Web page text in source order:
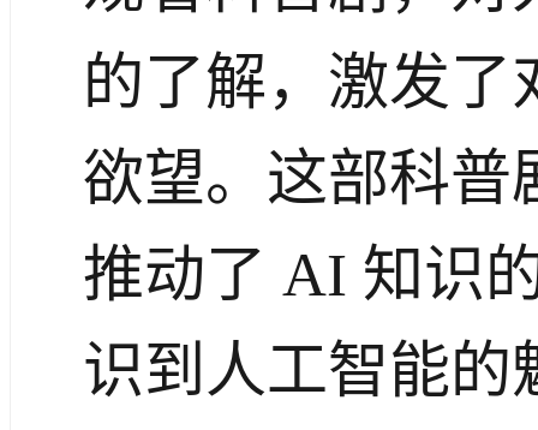
的了解，激发了
欲望。这部科普
推动了 AI 知识
识到人工智能的